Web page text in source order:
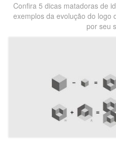
Confira 5 dicas matadoras de
exemplos da evolução do logo
por seu